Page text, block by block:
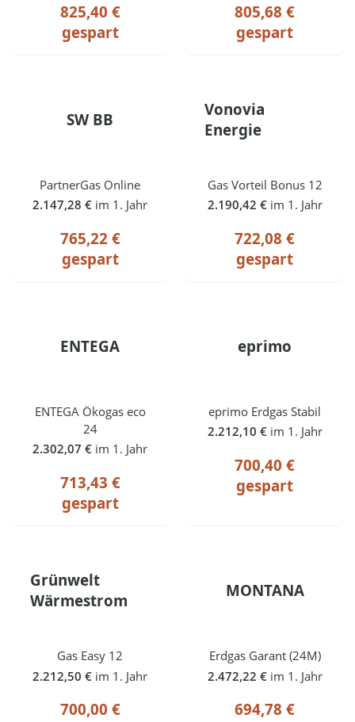
825,40 €
gespart
805,68 €
gespart
SW BB
PartnerGas Online
2.147,28 € im 1. Jahr
765,22 €
gespart
Vonovia
Energie
Gas Vorteil Bonus 12
2.190,42 € im 1. Jahr
722,08 €
gespart
ENTEGA
ENTEGA Ökogas eco
24
2.302,07 € im 1. Jahr
713,43 €
gespart
eprimo
eprimo Erdgas Stabil
2.212,10 € im 1. Jahr
700,40 €
gespart
Grünwelt
Wärmestrom
Gas Easy 12
2.212,50 € im 1. Jahr
700,00 €
MONTANA
Erdgas Garant (24M)
2.472,22 € im 1. Jahr
694,78 €